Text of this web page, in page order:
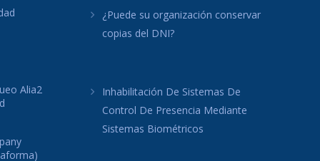
Alia2
¿Puede su organización conservar
copias del DNI?
Inhabilitación De Sistemas De
Control De Presencia Mediante
Sistemas Biométricos